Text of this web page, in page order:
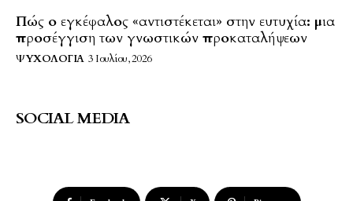
Πώς ο εγκέφαλος «αντιστέκεται» στην ευτυχία: μια
προσέγγιση των γνωστικών προκαταλήψεων
ΨΥΧΟΛΟΓΊΑ 3 Ιουλίου, 2026
SOCIAL MEDIA